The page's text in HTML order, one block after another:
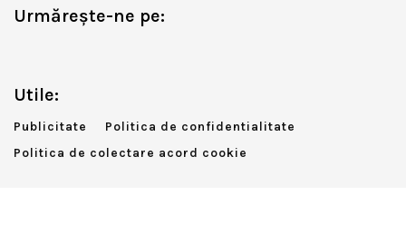
Urmărește-ne pe:
Utile:
Publicitate
Politica de confidentialitate
Politica de colectare acord cookie